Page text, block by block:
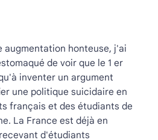
augmentation honteuse, j'ai
de voir que le 1 er
inventer un argument
une politique suicidaire en
français et des étudiants de
La France est déjà en
d'étudiants